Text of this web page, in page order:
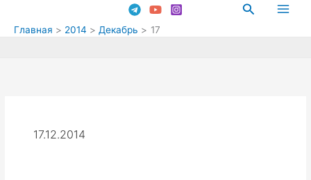
Поиск
Главная 2014 Декабрь 17
17.12.2014